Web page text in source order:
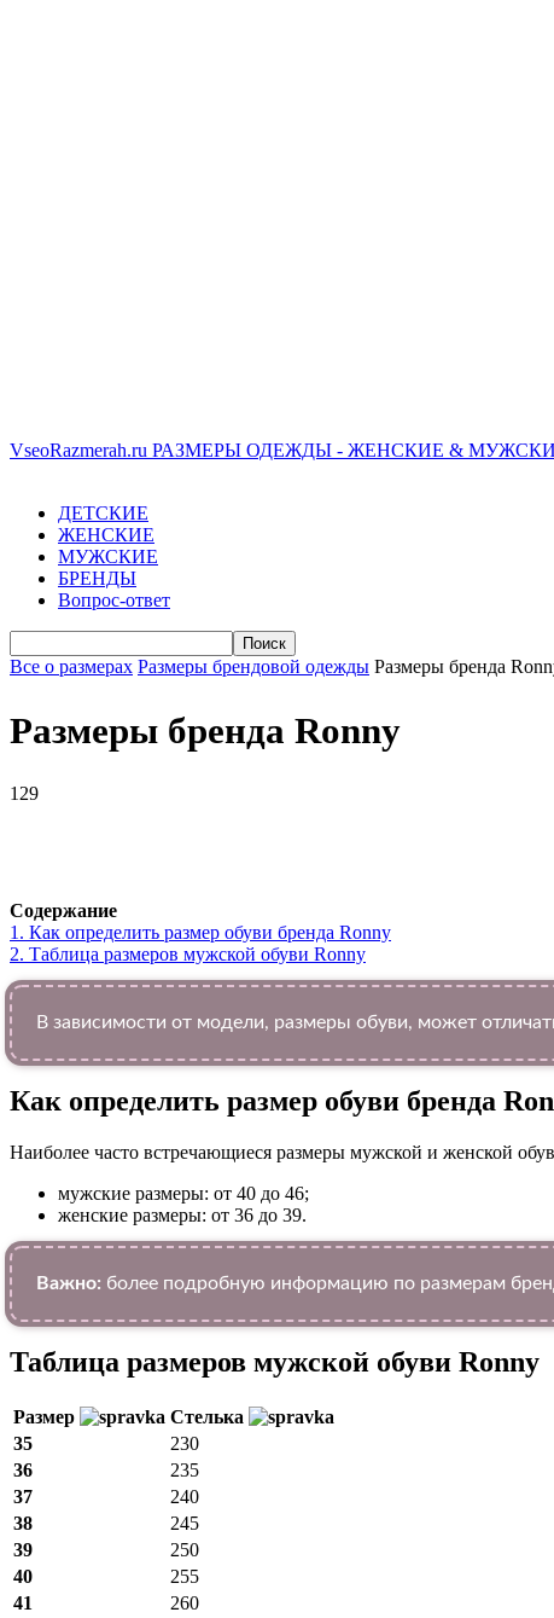
VseoRazmerah.ru РАЗМЕРЫ ОДЕЖДЫ - ЖЕНСКИЕ &
ДЕТСКИЕ
ЖЕНСКИЕ
МУЖСКИЕ
БРЕНДЫ
Вопрос-ответ
Все о размерах Размеры брендовой одежды Размеры бренда
Размеры бренда Ronny
129
Содержание
1. Как определить размер обуви брендa Ronny
2. Таблица размеров мужской обуви Ronny
В зависимости от модели, размеры обуви, может
Как определить размер обуви брендa
Наиболее часто встречающиеся размеры мужской и женской
мужские размеры: от 40 до 46;
женские размеры: от 36 до 39.
Важно: более подробную информацию по размерам
Таблица размеров мужской обуви Ronny
Размер
Стелька
35
230
36
235
37
240
38
245
39
250
40
255
41
260